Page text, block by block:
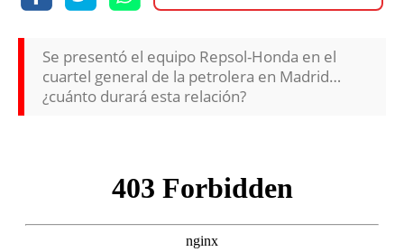
Se presentó el equipo Repsol-Honda en el
cuartel general de la petrolera en Madrid…
¿cuánto durará esta relación?